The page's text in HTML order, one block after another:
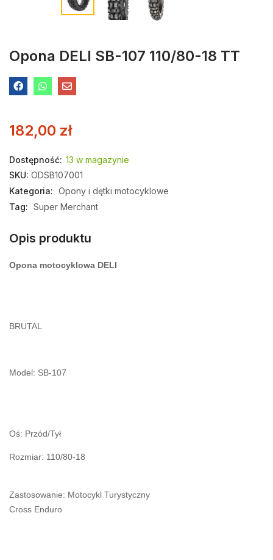
Opona DELI SB-107 110/80-18 TT
182,00 zł
Dostępność: 13 w magazynie
SKU: ODSB107001
Kategoria: Opony i dętki motocyklowe
Tag: Super Merchant
Opis produktu
Opona motocyklowa DELI
BRUTAL
Model: SB-107
Oś: Przód/Tył
Rozmiar: 110/80-18
Zastosowanie: Motocykl Turystyczny
Cross Enduro